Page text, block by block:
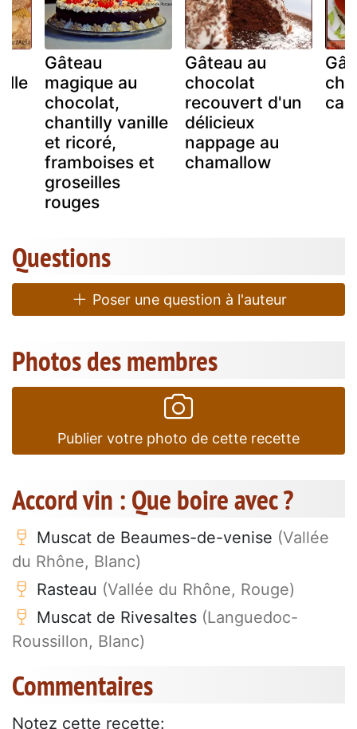
Gâteau
magique au
chocolat,
chantilly vanille
et ricoré,
framboises et
groseilles
rouges
Gâteau au
chocolat
recouvert d'un
délicieux
nappage au
chamallow
Questions
Poser une question à l'auteur
Photos des membres
Publier votre photo de cette recette
Accord vin : Que boire avec ?
Muscat de Beaumes-de-venise (Vallée
du Rhône, Blanc)
Rasteau (Vallée du Rhône, Rouge)
Muscat de Rivesaltes (Languedoc-
Roussillon, Blanc)
Commentaires
Notez cette recette: